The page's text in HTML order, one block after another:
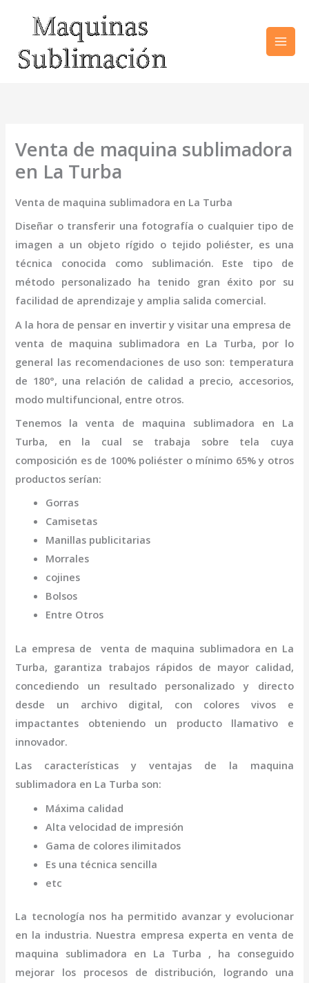
contenido
Venta de maquina sublimadora
en La Turba
Venta de maquina sublimadora en La Turba
Diseñar o transferir una fotografía o cualquier tipo de
imagen a un objeto rígido o tejido poliéster, es una
técnica conocida como sublimación. Este tipo de
método personalizado ha tenido gran éxito por su
facilidad de aprendizaje y amplia salida comercial.
A la hora de pensar en invertir y visitar una empresa de
venta de maquina sublimadora en La Turba, por lo
general las recomendaciones de uso son: temperatura
de 180°, una relación de calidad a precio, accesorios,
modo multifuncional, entre otros.
Tenemos laventa de maquina sublimadora en La
Turba, en la cual se trabaja sobre tela cuya
composición es de 100% poliéster o mínimo 65% y otros
productos serían:
Gorras
Camisetas
Manillas publicitarias
Morrales
cojines
Bolsos
Entre Otros
La empresa deventa de maquina sublimadora en La
Turba, garantiza trabajos rápidos de mayor calidad,
concediendo un resultado personalizado y directo
desde un archivo digital, con colores vivos e
impactantes obteniendo un producto llamativo e
innovador.
Las características y ventajas de la maquina
sublimadora en La Turba son:
Máxima calidad
Alta velocidad de impresión
Gama de colores ilimitados
Es una técnica sencilla
etc
La tecnología nos ha permitido avanzar y evolucionar
en la industria. Nuestra empresa experta en venta de
maquina sublimadora en La Turba , ha conseguido
mejorar los procesos de distribución, logrando una